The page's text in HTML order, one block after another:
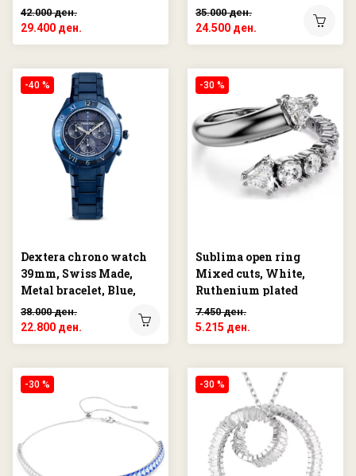
42.000 ден.
29.400 ден.
35.000 ден.
24.500 ден.
-40 %
Dextera chrono watch
39mm, Swiss Made,
Metal bracelet, Blue,
Blue finish
38.000 ден.
22.800 ден.
-30 %
Sublima open ring
Mixed cuts, White,
Ruthenium plated
7.450 ден.
5.215 ден.
-30 % -30 %